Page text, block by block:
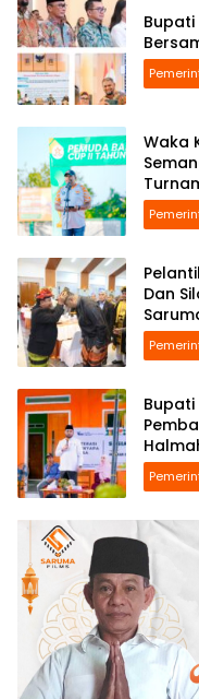
Bupati
Waka
Dan Silat
Bupati